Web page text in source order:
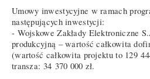
Umowy inwestycyjne w ramach
następujących inwestycji:
- Wojskowe Zakłady Elektroniczne
produkcyjną – wartość całkowita
(wartość całkowita projektu to 129
transza: 34 370 000 zł.